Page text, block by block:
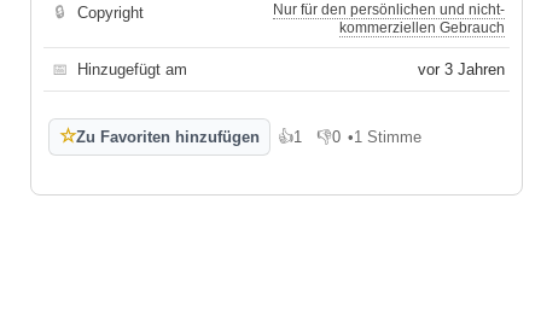
🔒 Copyright
Nur für den persönlichen und nicht-
kommerziellen Gebrauch
📅 Hinzugefügt am vor 3 Jahren
☆Zu Favoriten hinzufügen 👍1
Gefällt mir
👎0
Gefällt mir nicht
•1 Stimme